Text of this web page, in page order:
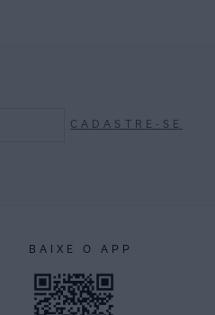
CADASTRE-SE
BAIXE O APP